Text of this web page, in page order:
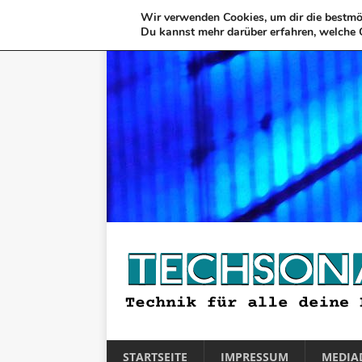
STARTSEITE IMPRESSUM
Wir verwenden Cookies, um dir die
Du kannst mehr darüber erfahren,